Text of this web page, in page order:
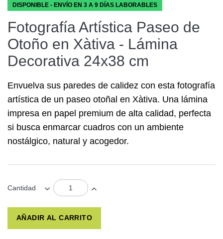
DISPONIBLE - ENVÍO EN 3 A 9 DÍAS LABORABLES
Fotografía Artística Paseo de
Otoño en Xàtiva - Lámina
Decorativa 24x38 cm
Envuelva sus paredes de calidez con esta fotografía
artística de un paseo otoñal en Xàtiva. Una lámina
impresa en papel premium de alta calidad, perfecta
si busca enmarcar cuadros con un ambiente
nostálgico, natural y acogedor.
Cantidad
AÑADIR AL CARRITO